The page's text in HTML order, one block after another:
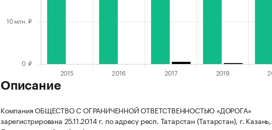
Описание
Компания ОБЩЕСТВО С ОГРАНИЧЕННОЙ ОТВЕТСТВЕННОСТЬЮ «ДОРОГА»
зарегистрирована 25.11.2014 г. по адресу респ. Татарстан (Татарстан), г.